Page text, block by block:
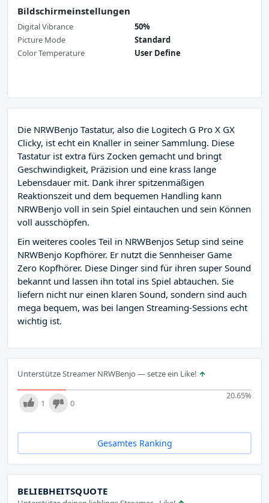
Bildschirmeinstellungen
Digital Vibrance
50%
Picture Mode
Standard
Color Temperature
User Define
Die NRWBenjo Tastatur, also die Logitech G Pro X GX
Clicky, ist echt ein Knaller in seiner Sammlung. Diese
Tastatur ist extra fürs Zocken gemacht und bringt
Geschwindigkeit, Präzision und eine krass lange
Lebensdauer mit. Dank ihrer spitzenmäßigen
Reaktionszeit und dem bequemen Handling kann
NRWBenjo voll in sein Spiel eintauchen und sein Können
voll ausschöpfen.
Ein weiteres cooles Teil in NRWBenjos Setup sind seine
NRWBenjo Kopfhörer. Er nutzt die Sennheiser Game
Zero Kopfhörer. Diese Dinger sind für ihren super Sound
bekannt und lassen ihn total ins Spiel abtauchen. Sie
liefern nicht nur einen klaren Sound, sondern sind auch
mega bequem, was bei langen Streaming-Sessions echt
wichtig ist.
Unterstütze Streamer NRWBenjo — setze ein Like!
20.65%
1 0
Gesamtes Ranking
BELIEBHEITSQUOTE